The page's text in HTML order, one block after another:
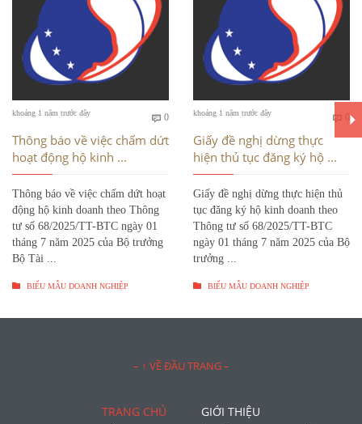
khoảng 1 năm trước đây
 0Bình
Thông báo về việc chấm dứt
hoạt động hộ kinh ...
Thông báo về việc chấm dứt hoạt
động hộ kinh doanh theo Thông
tư số 68/2025/TT-BTC ngày 01
tháng 7 năm 2025 của Bộ trưởng
Bộ Tài ...
 BIỂU MẪU DOANH NGHIỆP
khoảng 1 năm trước đây

Giấy đề nghị dừng thực
hiện thủ tục đăng ký hộ ...
Giấy đề nghị dừng thực hiện thủ
tục đăng ký hộ kinh doanh theo
Thông tư số 68/2025/TT-BTC
ngày 01 tháng 7 năm 2025 của Bộ
trưởng ...
 BIỂU MẪU DOANH NGHIỆP
– ↑ VỀ ĐẦU TRANG –
TRANG CHỦ
GIỚI THIỆU